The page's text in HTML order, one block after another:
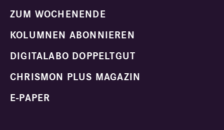
ZUM WOCHENENDE
KOLUMNEN ABONNIEREN
DIGITALABO DOPPELTGUT
CHRISMON PLUS MAGAZIN
E-PAPER